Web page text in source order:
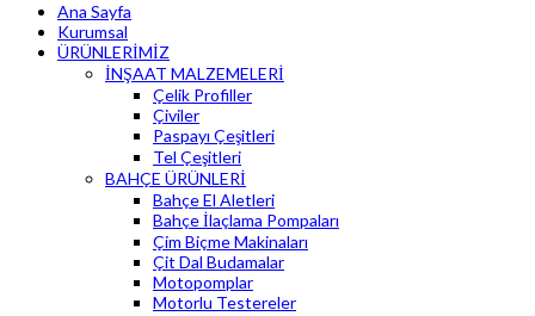
Ana Sayfa
Kurumsal
ÜRÜNLERİMİZ
İNŞAAT MALZEMELERİ
Çelik Profiller
Çiviler
Paspayı Çeşitleri
Tel Çeşitleri
BAHÇE ÜRÜNLERİ
Bahçe El Aletleri
Bahçe İlaçlama Pompaları
Çim Biçme Makinaları
Çit Dal Budamalar
Motopomplar
Motorlu Testereler